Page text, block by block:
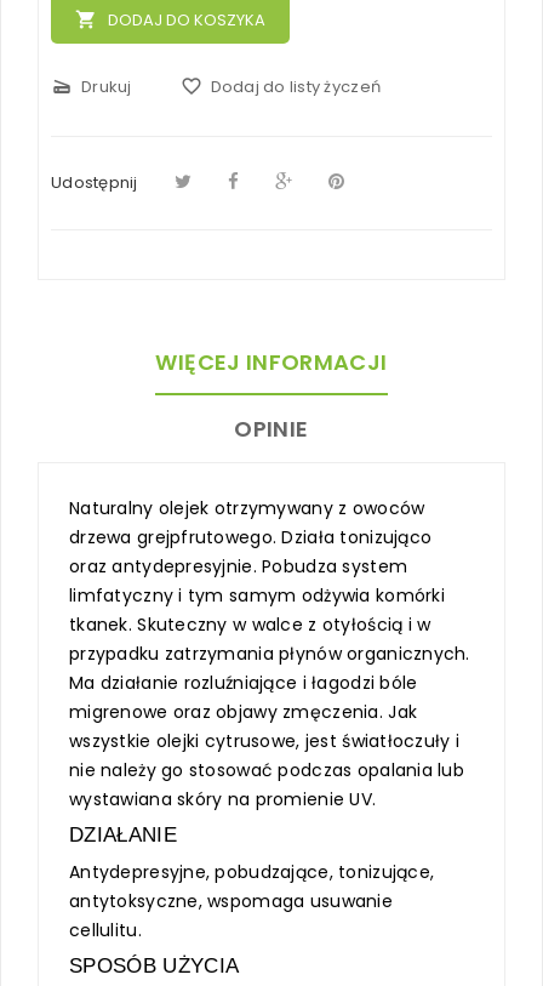
local_grocery_store DODAJ DO KOSZYKA
scanner Drukuj favorite_border Dodaj do listy życzeń
Udostępnij
WIĘCEJ INFORMACJI
OPINIE
Naturalny olejek otrzymywany z owoców
drzewa grejpfrutowego. Działa tonizująco
oraz antydepresyjnie. Pobudza system
limfatyczny i tym samym odżywia komórki
tkanek. Skuteczny w walce z otyłością i w
przypadku zatrzymania płynów organicznych.
Ma działanie rozluźniające i łagodzi bóle
migrenowe oraz objawy zmęczenia. Jak
wszystkie olejki cytrusowe, jest światłoczuły i
nie należy go stosować podczas opalania lub
wystawiana skóry na promienie UV.
DZIAŁANIE
Antydepresyjne, pobudzające, tonizujące,
antytoksyczne, wspomaga usuwanie
cellulitu.
SPOSÓB UŻYCIA